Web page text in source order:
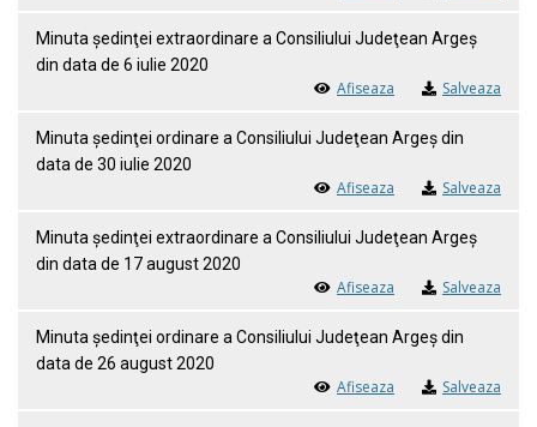
Minuta ședinţei extraordinare a Consiliului Judeţean Argeş
din data de 6 iulie 2020
Afiseaza Salveaza
Minuta ședinţei ordinare a Consiliului Judeţean Argeş din
data de 30 iulie 2020
Afiseaza Salveaza
Minuta ședinţei extraordinare a Consiliului Judeţean Argeş
din data de 17 august 2020
Afiseaza Salveaza
Minuta ședinţei ordinare a Consiliului Judeţean Argeş din
data de 26 august 2020
Afiseaza Salveaza